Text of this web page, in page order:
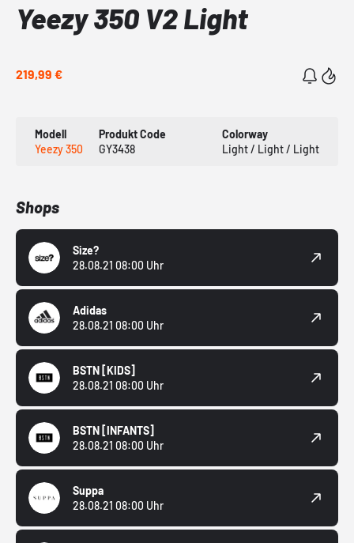
Yeezy 350 V2 Light
219,99 €
Modell
Yeezy 350
Produkt Code
GY3438
Colorway
Light / Light / Light
Shops
Size?
28.08.21 08:00 Uhr
Adidas
28.08.21 08:00 Uhr
BSTN [KIDS]
28.08.21 08:00 Uhr
BSTN [INFANTS]
28.08.21 08:00 Uhr
Suppa
28.08.21 08:00 Uhr